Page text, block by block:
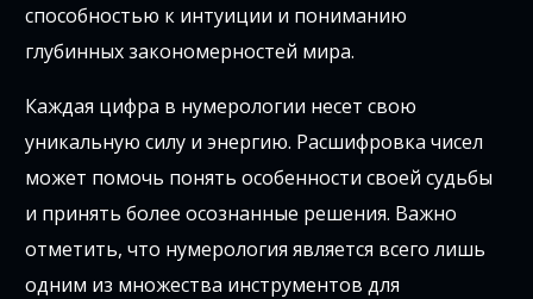
способностью к интуиции и пониманию
глубинных закономерностей мира.
Каждая цифра в нумерологии несет свою
уникальную силу и энергию. Расшифровка чисел
может помочь понять особенности своей судьбы
и принять более осознанные решения. Важно
отметить, что нумерология является всего лишь
одним из множества инструментов для